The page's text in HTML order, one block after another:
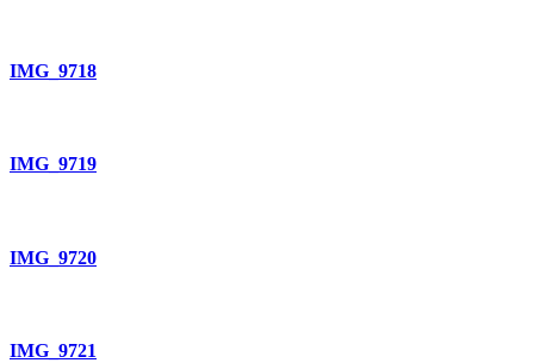
IMG_9718
IMG_9719
IMG_9720
IMG_9721